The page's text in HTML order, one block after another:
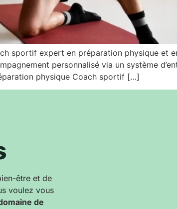
sportif expert en préparation physique et
personnalisé via un système
physique Coach sportif […]
être et de
voulez vous
de